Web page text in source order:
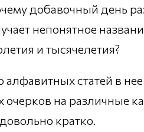
добавочный день
непонятное
и тысячелетия?
статей в
на различные
кратко.